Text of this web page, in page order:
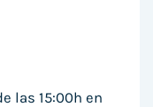
las 15:00h en